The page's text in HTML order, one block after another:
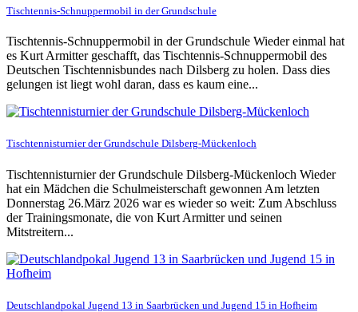
Tischtennis-Schnuppermobil in der Grundschule
Tischtennis-Schnuppermobil in der Grundschule Wieder einmal hat
es Kurt Armitter geschafft, das Tischtennis-Schnuppermobil des
Deutschen Tischtennisbundes nach Dilsberg zu holen. Dass dies
gelungen ist liegt wohl daran, dass es kaum eine...
Tischtennisturnier der Grundschule Dilsberg-Mückenloch
Tischtennisturnier der Grundschule Dilsberg-Mückenloch Wieder
hat ein Mädchen die Schulmeisterschaft gewonnen Am letzten
Donnerstag 26.März 2026 war es wieder so weit: Zum Abschluss
der Trainingsmonate, die von Kurt Armitter und seinen
Mitstreitern...
Deutschlandpokal Jugend 13 in Saarbrücken und Jugend 15 in Hofheim